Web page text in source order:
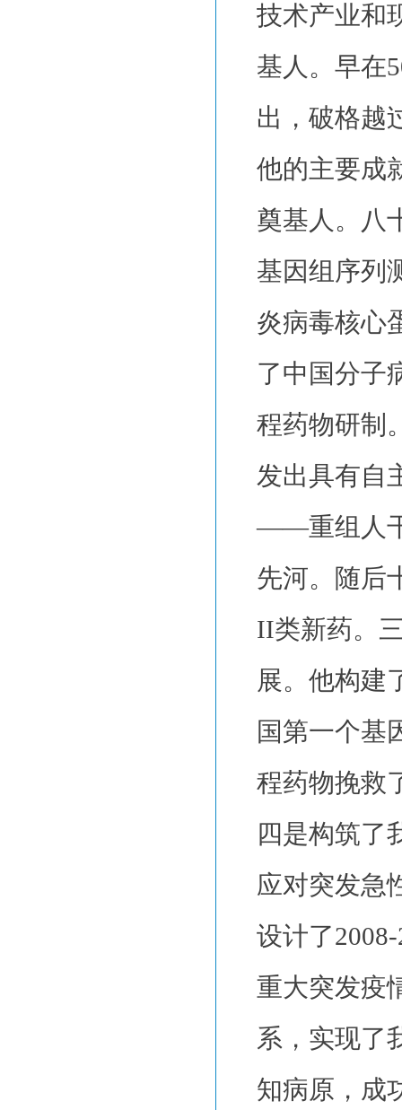
技术产业和
基人。早在
出，破格越
他的主要成
奠基人。八
基因组序列
炎病毒核心
了中国分子
程药物研制
发出具有自
——重组人
先河。随后
II类新药。
展。他构建
国第一个基
程药物挽救
四是构筑了
应对突发急
设计了
重大突发疫
系，实现了
知病原，成